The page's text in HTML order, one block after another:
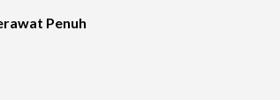
Penuh